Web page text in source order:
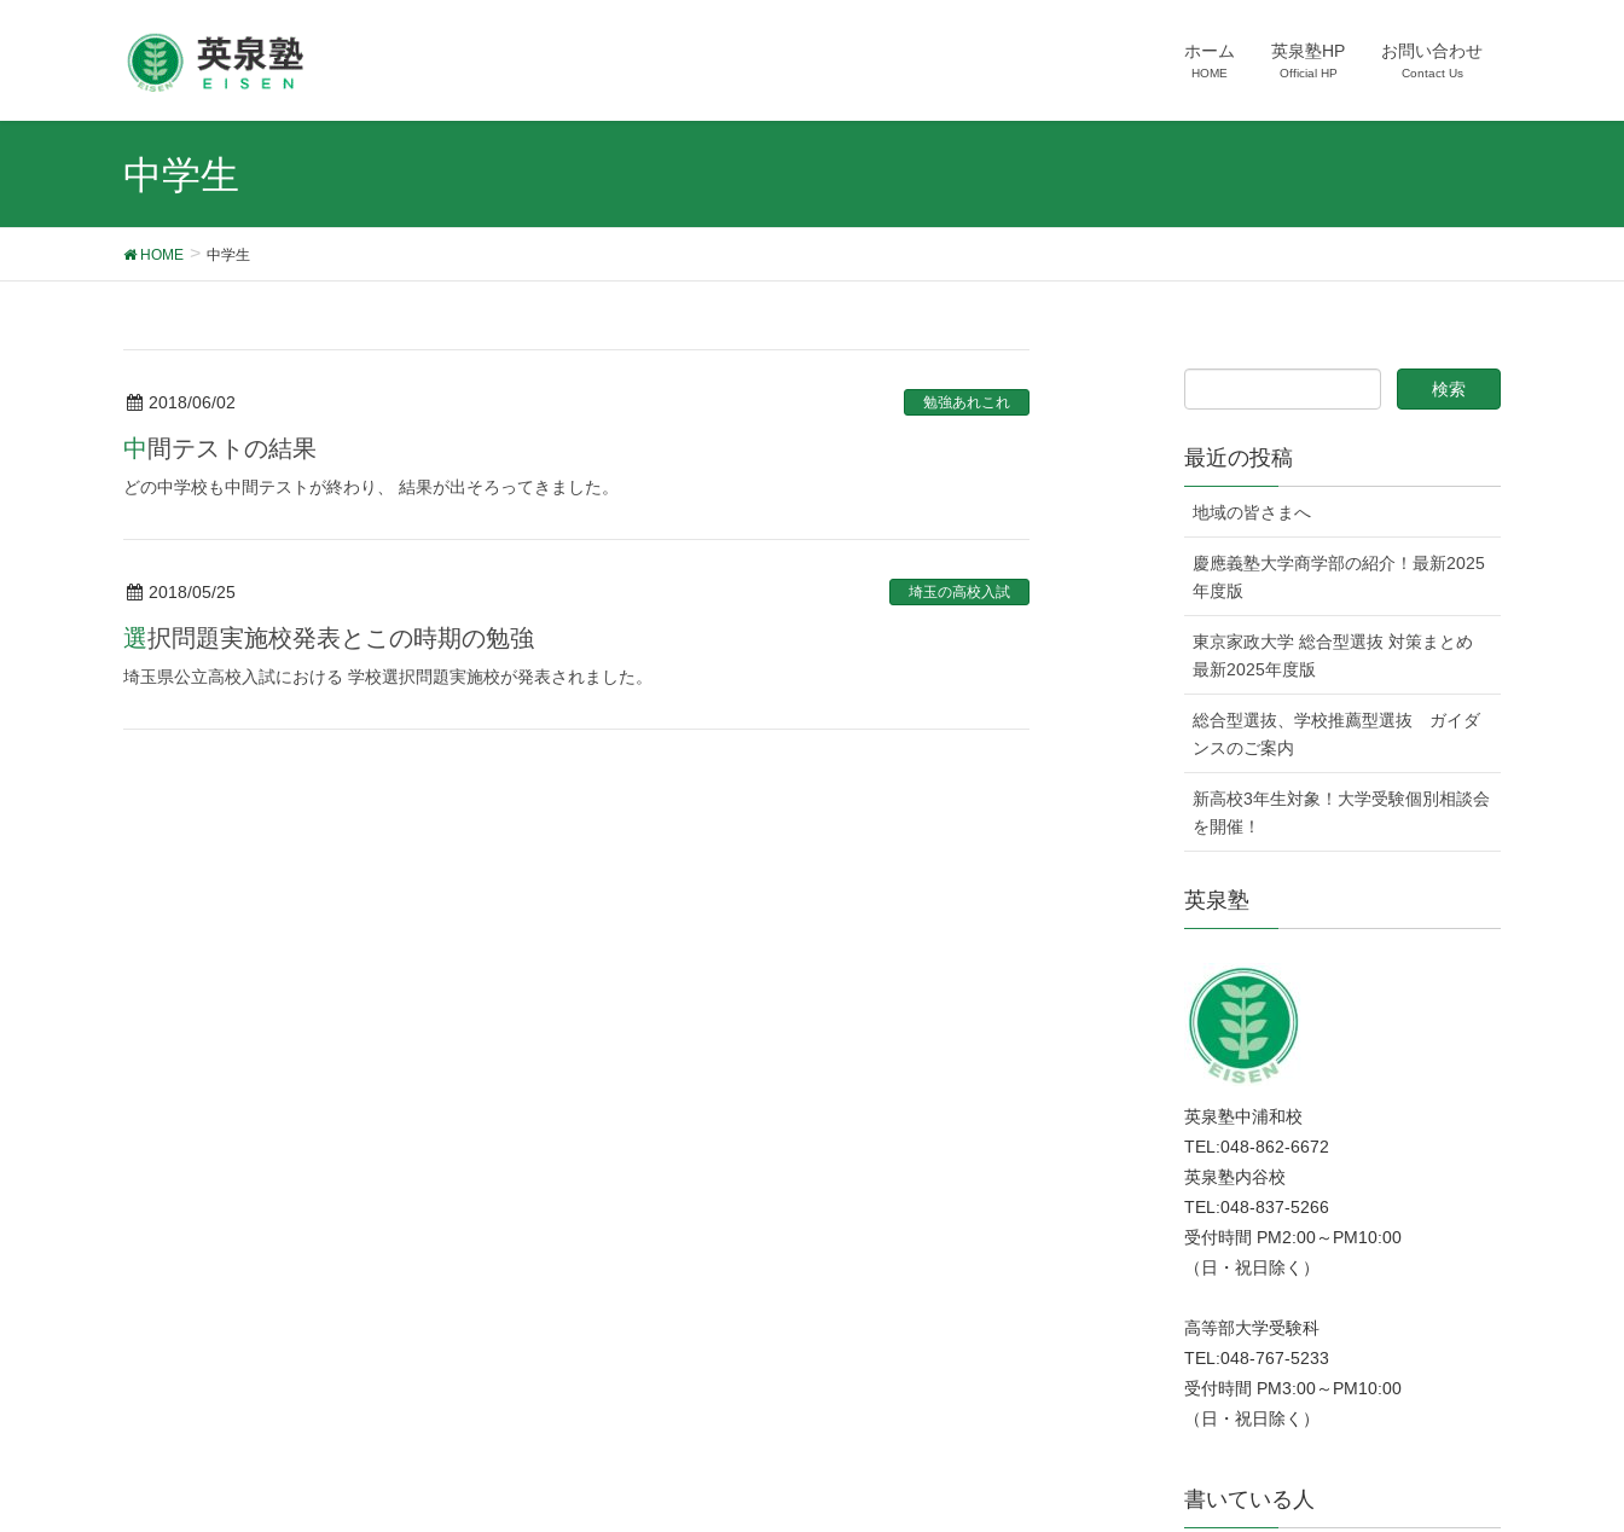
ホーム
HOME
英泉塾HP
Official HP
お問い合わせ
Contact Us
中学生
HOME 中学生
2018/06/02 勉強あれこれ
中間テストの結果
どの中学校も中間テストが終わり、 結果が出そろってきました。
2018/05/25 埼玉の高校入試
選択問題実施校発表とこの時期の勉強
埼玉県公立高校入試における 学校選択問題実施校が発表されました。
最近の投稿
地域の皆さまへ
慶應義塾大学商学部の紹介！最新2025
年度版
東京家政大学 総合型選抜 対策まとめ
最新2025年度版
総合型選抜、学校推薦型選抜 ガイダ
ンスのご案内
新高校3年生対象！大学受験個別相談会
を開催！
英泉塾
英泉塾中浦和校
TEL:048-862-6672
英泉塾内谷校
TEL:048-837-5266
受付時間 PM2:00～PM10:00
（日・祝日除く）
高等部大学受験科
TEL:048-767-5233
受付時間 PM3:00～PM10:00
（日・祝日除く）
書いている人